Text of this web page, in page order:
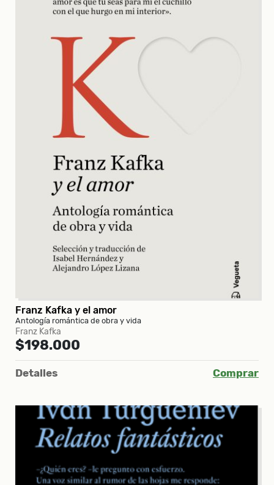
Franz Kafka y el amor
Antología romántica de obra y vida
Franz Kafka
$198.000
Detalles Comprar